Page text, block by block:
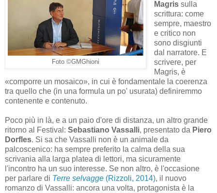
Foto ©GMGhioni
Magrissulla
scrittura: come
sempre, maestro
e critico non
sono disgiunti
dal narratore. E
scrivere, per
Magris, è
«comporre un mosaico», in cui è fondamentale la coerenza
tra quello che (in una formula un po' usurata) definiremmo
contenente e contenuto.
Poco più in là, e a un paio d'ore di distanza, un altro grande
ritorno al Festival: Sebastiano Vassalli, presentato da Piero
Dorfles. Si sa che Vassalli non è un animale da
palcoscenico: ha sempre preferito la calma della sua
scrivania alla larga platea di lettori, ma sicuramente
l'incontro ha un suo interesse. Se non altro, è l'occasione
per parlare di Terre selvagge (Rizzoli, 2014), il nuovo
romanzo di Vassalli: ancora una volta, protagonista è la